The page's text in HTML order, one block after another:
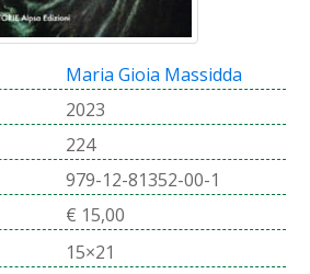
Maria Gioia Massidda
2023
224
979-12-81352-00-1
€ 15,00
15×21